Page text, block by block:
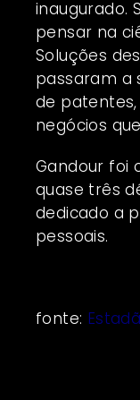
inaugurado.
pensar na
Soluções
passaram a
de
negócios
Gandour foi
quase três
dedicado a
pessoais.
fonte: